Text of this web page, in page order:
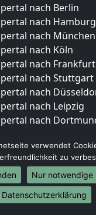
nach Berlin
nach Hamburg
nach München
nach Köln
nach
nach Stuttgart
nach
nach Leipzig
nach
nach Bremen
nach Dresden
nach
nach Nürnberg
nach Duisburg
verwendet
zu
Nur notwendige
Datenschutzerklärung